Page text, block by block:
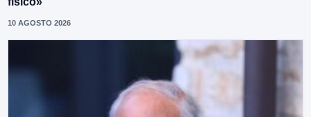
10 AGOSTO 2026